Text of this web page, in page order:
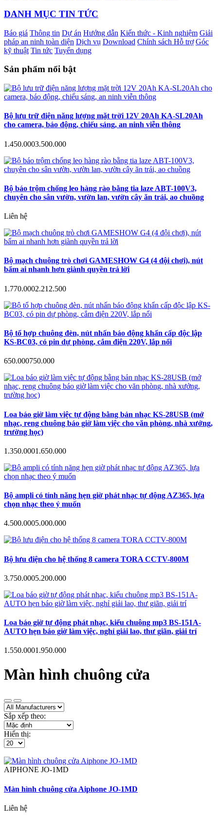
DANH MỤC TIN TỨC
Báo giá Thông tin Dự án Hướng dẫn Kiến thức - Kinh nghiệm Giải
pháp an ninh toàn diện Dịch vụ Download Chính sách Hỗ trợ Góc
kỹ thuật Tin tức Tuyển dụng
Sản phẩm nổi bật
Bộ lưu trữ điện năng lượng mặt trời 12V 20Ah KA-SL20Ah
cho camera, báo động, chiếu sáng, an ninh viễn thông
1.450.0003.500.000
Bộ báo trộm chống leo hàng rào bằng tia laze ABT-100V3,
chuyên cho sân vườn, vườn lan, vườn cây ăn trái, ao chuồng
Liên hệ
Bộ mạch chuông trò chơi GAMESHOW G4 (4 đội chơi), nút
bấm ai nhanh hơn giành quyền trả lời
1.770.0002.212.500
Bộ tổ hợp chuông đèn, nút nhấn báo động khẩn cấp độc lập
KS-BC03, có pin dự phòng, cắm điện 220V, lắp nổi
650.000750.000
Loa báo giờ làm việc tự động bằng bản nhạc KS-28USB (mở
nhạc, reng chuông báo giờ làm việc cho văn phòng, nhà xưởng,
trường học)
1.350.0001.650.000
Bộ ampli có tính năng hẹn giờ phát nhạc tự động AZ365, lựa
chọn nhạc theo ý muốn
4.500.0005.000.000
Bộ lưu điện cho hệ thống 8 camera TORA CCTV-800M
3.750.0005.200.000
Loa báo giờ tự động phát nhạc, kiểu chuông mp3 BS-151A-
AUTO hẹn báo giờ làm việc, nghỉ giải lao, thư giãn, giải trí
1.550.0001.950.000
Màn hình chuông cửa
Sắp xếp theo:
Hiển thị:
AIPHONE JO-1MD
Màn hình chuông cửa Aiphone JO-1MD
Liên hệ